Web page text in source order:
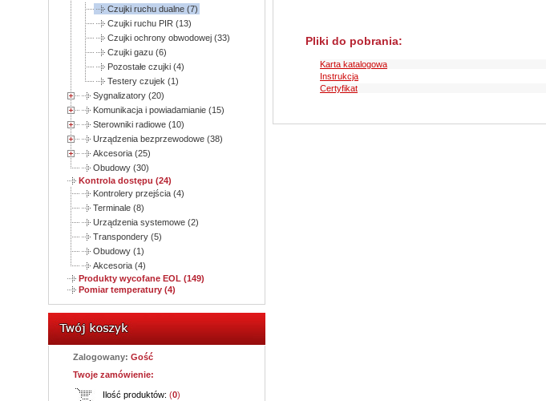
Czujki ruchu dualne (7)
Czujki ruchu PIR (13)
Czujki ochrony obwodowej (33)
Czujki gazu (6)
Pozostałe czujki (4)
Testery czujek (1)
Sygnalizatory (20)
Komunikacja i powiadamianie (15)
Sterowniki radiowe (10)
Urządzenia bezprzewodowe (38)
Akcesoria (25)
Obudowy (30)
Kontrola dostępu (24)
Kontrolery przejścia (4)
Terminale (8)
Urządzenia systemowe (2)
Transpondery (5)
Obudowy (1)
Akcesoria (4)
Produkty wycofane EOL (149)
Pomiar temperatury (4)
Zalogowany: Gość
Twoje zamówienie:
Ilość produktów: (0)
Pliki do pobrania:
Karta katalogowa
Instrukcja
Certyfikat